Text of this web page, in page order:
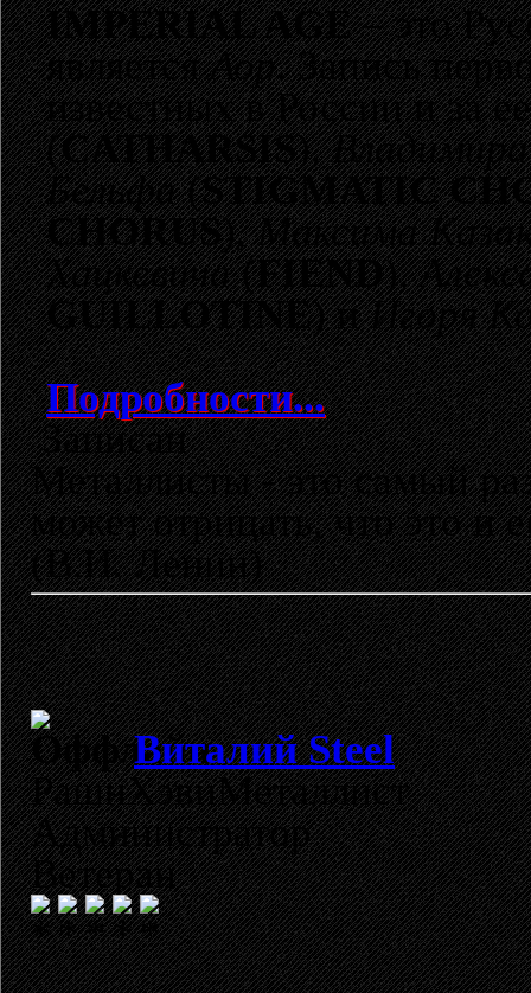
IMPERIAL AGE– это
являетсяАор. Запись
известных в России и за
(СATHARSIS),
Бельфа(STIGMATIC
CHORUS),Максима
Хацкевича(FIEND),
GUILLOTINE) иИгоря
Подробности...
Записан
Металлисты - это самый
может отрицать, что это и
(В.И. Ленин)
Виталий Steel
РашнХэвиМеталлист
Администратор
Ветеран